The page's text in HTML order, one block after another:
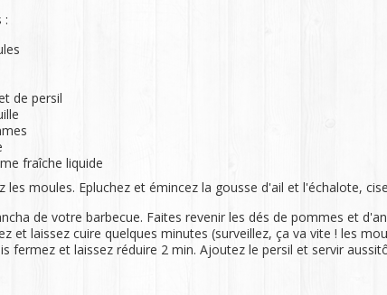
:
de persil
fraîche liquide
les moules. Epluchez et émincez la gousse d'ail et l'échalote,
de votre barbecue. Faites revenir les dés de pommes et
et laissez cuire quelques minutes (surveillez, ça va vite ! les
fermez et laissez réduire 2 min. Ajoutez le persil et servir